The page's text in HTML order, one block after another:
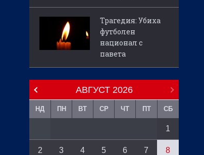
Трагедия: Убиха
футболен
национал с
павета
АВГУСТ 2026
НД ПН ВТ СР ЧТ ПТ СБ
1
2 3 4 5 6 7 8